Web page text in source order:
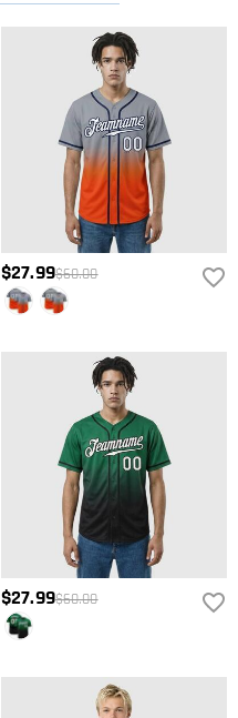
$27.99$60.00
$27.99$60.00